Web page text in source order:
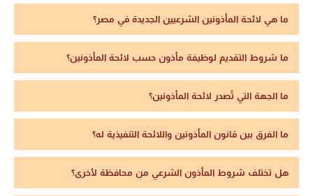
ما هي لائحة المأذونين الشرعيين الجديدة في مصر؟
ما شروط التقديم لوظيفة مأذون حسب لائحة المأذونين؟
ما الجهة التي تُصدر لائحة المأذونين؟
ما الفرق بين قانون المأذونين واللائحة التنفيذية له؟
هل تختلف شروط المأذون الشرعي من محافظة لأخرى؟